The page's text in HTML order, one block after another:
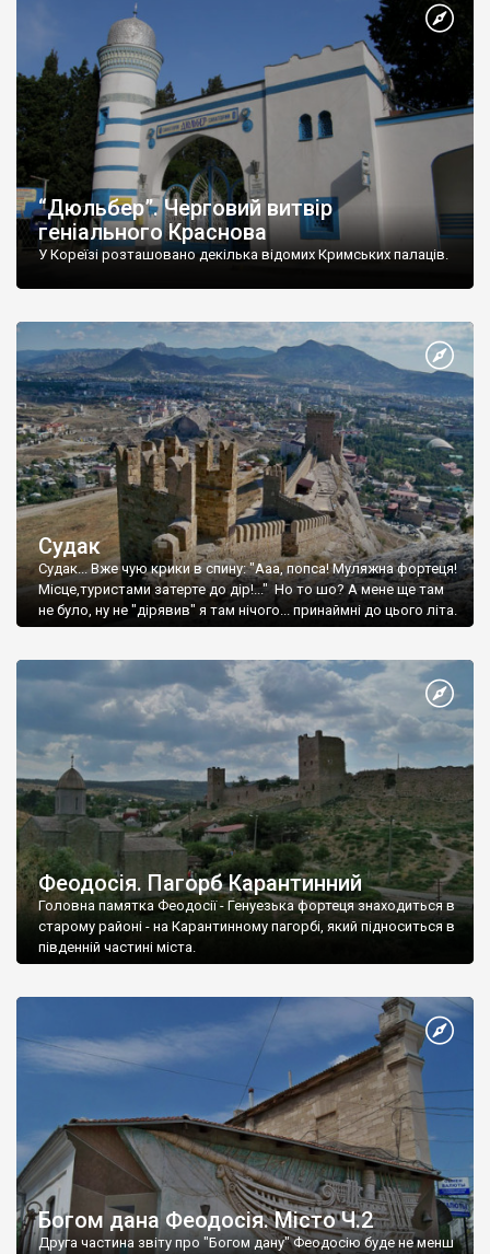
“Дюльбер”. Черговий витвір
геніального Краснова
У Кореїзі розташовано декілька відомих Кримських палаців.
Судак
Судак... Вже чую крики в спину: "Ааа, попса! Муляжна фортеця!
Місце,туристами затерте до дір!..." Но то шо? А мене ще там
не було, ну не "дірявив" я там нічого... принаймні до цього літа.
Феодосія. Пагорб Карантинний
Головна памятка Феодосії - Генуезька фортеця знаходиться в
старому районі - на Карантинному пагорбі, який підноситься в
південній частині міста.
Богом дана Феодосія. Місто Ч.2
Друга частина звіту про "Богом дану" Феодосію буде не менш